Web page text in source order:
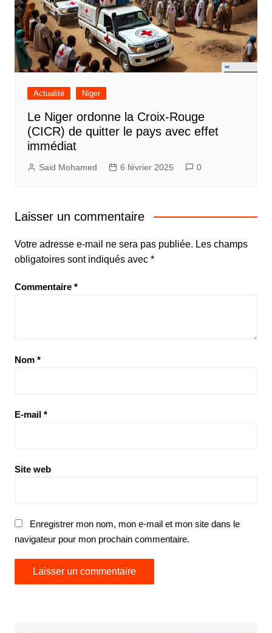
Actualité Niger
Le Niger ordonne la Croix-Rouge
(CICR) de quitter le pays avec effet
immédiat
Said Mohamed 6 février 2025 0
Laisser un commentaire
Votre adresse e-mail ne sera pas publiée. Les champs
obligatoires sont indiqués avec *
Commentaire *
Nom *
E-mail *
Site web
Enregistrer mon nom, mon e-mail et mon site dans le
navigateur pour mon prochain commentaire.